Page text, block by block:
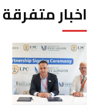
اخبار متفرقة